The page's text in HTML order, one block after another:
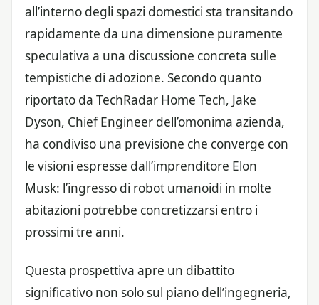
all’interno degli spazi domestici sta transitando
rapidamente da una dimensione puramente
speculativa a una discussione concreta sulle
tempistiche di adozione. Secondo quanto
riportato da TechRadar Home Tech, Jake
Dyson, Chief Engineer dell’omonima azienda,
ha condiviso una previsione che converge con
le visioni espresse dall’imprenditore Elon
Musk: l’ingresso di robot umanoidi in molte
abitazioni potrebbe concretizzarsi entro i
prossimi tre anni.
Questa prospettiva apre un dibattito
significativo non solo sul piano dell’ingegneria,